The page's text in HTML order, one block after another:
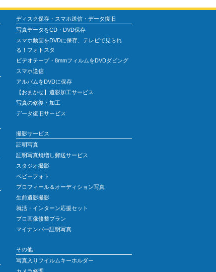
ディスク保存・スマホ送信・データ復旧
写真データをCD・DVD保存
スマホ動画をDVDに保存、テレビで見られ
る！フォトスタ
ビデオテープ・8mmフィルムをDVDダビング
スマホ送信
アルバムをDVDに保存
【おまかせ】遺影加工サービス
写真の修復・加工
データ復旧サービス
撮影サービス
証明写真
証明写真焼増し郵送サービス
スタジオ撮影
ベビーフォト
プロフィール＆オーディション写真
生前遺影撮影
就活・インターン応援セット
プロ画像修整プラン
マイナンバー証明写真
その他
写真入りフイルムキーホルダー